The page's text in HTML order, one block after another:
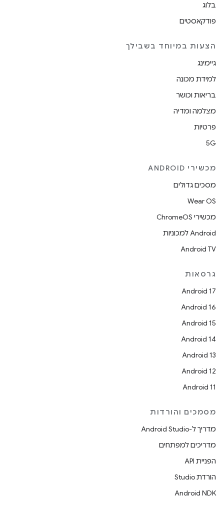
בלוג
פודקאסטים
הצעות במיוחד בשבילך
גיימינג
למידת מכונה
בריאות וכושר
מצלמה ומדיה
פרטיות
5G
מכשירי ANDROID
מסכים גדולים
Wear OS
מכשירי ChromeOS
Android למכוניות
Android TV
גרסאות
Android 17
Android 16
Android 15
Android 14
Android 13
Android 12
Android 11
מסמכים והורדות
מדריך ל-Android Studio
מדריכים למפתחים
הפניית API
הורדת Studio
Android NDK